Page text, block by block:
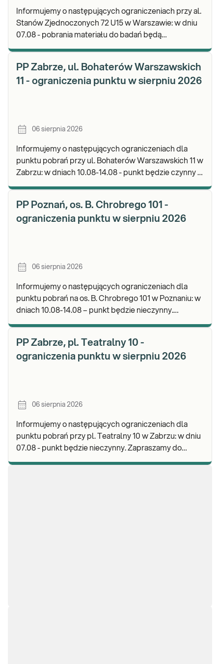
Informujemy o następujących ograniczeniach przy al.
Stanów Zjednoczonych 72 U15 w Warszawie: w dniu
07.08 - pobrania materiału do badań będą
PP Zabrze, ul. Bohaterów Warszawskich
11 - ograniczenia punktu w sierpniu 2026
06 sierpnia 2026
Informujemy o następujących ograniczeniach dla
punktu pobrań przy ul. Bohaterów Warszawskich 11 w
Zabrzu: w dniach 10.08-14.08 - punkt będzie czynny w
PP Poznań, os. B. Chrobrego 101 -
ograniczenia punktu w sierpniu 2026
06 sierpnia 2026
Informujemy o następujących ograniczeniach dla
punktu pobrań na os. B. Chrobrego 101 w Poznaniu: w
dniach 10.08-14.08 – punkt będzie nieczynny.
PP Zabrze, pl. Teatralny 10 -
ograniczenia punktu w sierpniu 2026
06 sierpnia 2026
Informujemy o następujących ograniczeniach dla
punktu pobrań przy pl. Teatralny 10 w Zabrzu: w dniu
07.08 - punkt będzie nieczynny. Zapraszamy do